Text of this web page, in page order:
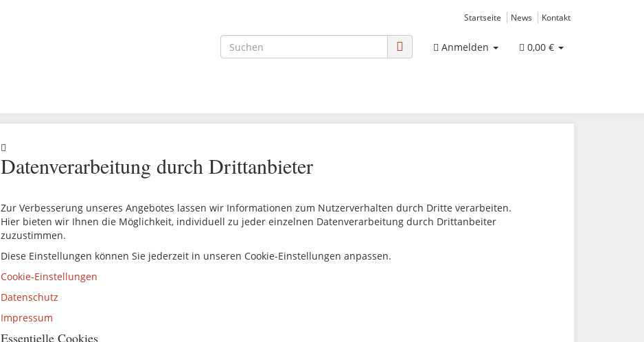
Startseite News Kontakt
Anmelden 0,00 €
Datenverarbeitung durch Drittanbieter
Zur Verbesserung unseres Angebotes lassen wir Informationen zum Nutzerverhalten durch Dritte verarbeiten.
Hier bieten wir Ihnen die Möglichkeit, individuell zu jeder einzelnen Datenverarbeitung durch Drittanbeiter
zuzustimmen.
Diese Einstellungen können Sie jederzeit in unseren Cookie-Einstellungen anpassen.
Cookie-Einstellungen
Datenschutz
Impressum
Essentielle Cookies